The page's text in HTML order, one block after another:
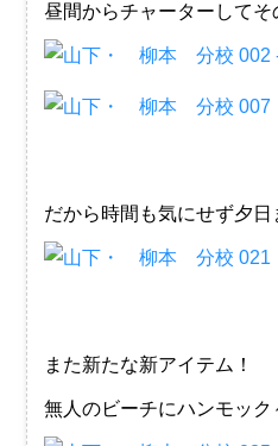
昼間からチャーターしてそ
だから時間も気にせず夕日
また新たな新アイテム！
無人のビーチにハンモック